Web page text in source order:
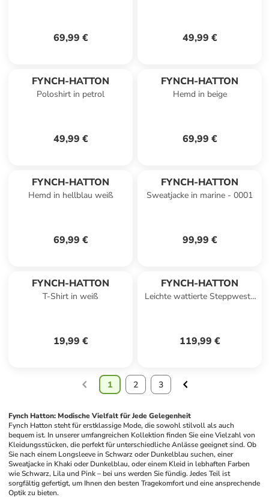
69,99 € 49,99 €
FYNCH-HATTON
Poloshirt in petrol
49,99 €
FYNCH-HATTON
Hemd in beige
69,99 €
FYNCH-HATTON
Hemd in hellblau weiß
69,99 €
FYNCH-HATTON
Sweatjacke in marine - 0001
99,99 €
FYNCH-HATTON
T-Shirt in weiß
19,99 €
FYNCH-HATTON
Leichte wattierte Steppweste
119,99 €
1 2 3
Fynch Hatton: Modische Vielfalt für Jede Gelegenheit
Fynch Hatton steht für erstklassige Mode, die sowohl stilvoll als auch
bequem ist. In unserer umfangreichen Kollektion finden Sie eine Vielzahl von
Kleidungsstücken, die perfekt für unterschiedliche Anlässe geeignet sind. Ob
Sie nach einem Longsleeve in Schwarz oder Dunkelblau suchen, einer
Sweatjacke in Khaki oder Dunkelblau, oder einem Kleid in lebhaften Farben
wie Schwarz, Lila und Pink – bei uns werden Sie fündig. Jedes Teil ist
sorgfältig gefertigt, um Ihnen den besten Tragekomfort und eine ansprechende
Optik zu bieten.